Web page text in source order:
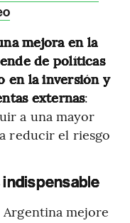
mejora en la
de políticas
en la inversión y
externas:
a una mayor
reducir el riesgo
mejore